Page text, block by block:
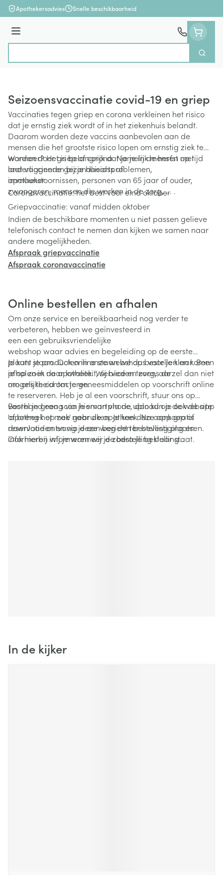
Ga naar de inhoud
Apothekersadvies Snelle beschikbaarheid
Menu
Zoek
Seizoensvaccinatie covid-19 en griep
Vaccinaties tegen griep en corona verkleinen het risico
dat je ernstig ziek wordt of in het ziekenhuis belandt.
Daarom worden deze vaccins aanbevolen aan de
mensen die het grootste risico lopen om ernstig ziek te
worden door griep of corona. Namelijk mensen met
onderliggende gezondheidsproblemen,
immuunstoornissen, personen van 65 jaar of ouder,
zwangeren, mensen die werken in de zorg, ... .
Wanneer? Het is belangrijk dat je je in de herfst op tijd
laat vaccineren bij je huisarts of
apotheker
Coronavaccinatie: het best vóór eind oktober
Griepvaccinatie: vanaf midden oktober
Indien de beschikbare momenten u niet passen gelieve
telefonisch contact te nemen dan kijken we samen naar
andere mogelijkheden.
Afspraak griepvaccinatie
Afspraak coronavaccinatie
Online bestellen en afhalen
Om onze service en bereikbaarheid nog verder te
verbeteren, hebben we geïnvesteerd in
een een gebruiksvriendelijke
webshop waar advies en begeleiding op de eerste
plaats staan. Ook online staan we dus voor je klaar. Ben
je op zoek naar kwaliteit, service en zorg, aarzel dan niet
om ons te contacteren.
Je kunt je producten in onze webshop bestellen en komen
afhalen in de apotheek. Wij bieden tevens de
mogelijkheid om je geneesmiddelen op voorschrift online
te reserveren. Heb je al een voorschrift, stuur ons op
voorhand een scan hiervan via de upload op de website
of breng het mee naar de apotheek. Na aankoop of
reservatie ontvang je een bericht ter bevestiging en
informeren wij je wanneer de bestelling klaar staat.
Bestel je graag via je smartphone, dan kun je ook de app
'apotheek op zak' gebruiken. Je kan deze app gratis
downloaden en via deze weg een bestelling plaatsen.
Ook hierbij informeren wij je zodra je bestelling
In de kijker